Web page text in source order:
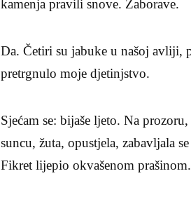
kamenja pravili snove. Zaborave.
Da. Četiri su jabuke u našoj avliji,
pretrgnulo moje djetinjstvo.
Sjećam se: bijaše ljeto. Na
suncu, žuta, opustjela, zabavljala
Fikret lijepio okvašenom